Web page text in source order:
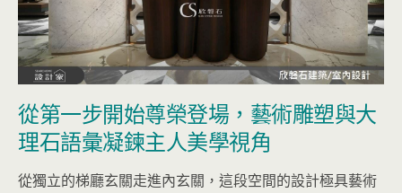
從第一步開始尊榮登場，藝術雕塑與大
理石語彙凝鍊主人美學視角
從獨立的梯廳玄關走進內玄關，這段空間的設計極具藝術